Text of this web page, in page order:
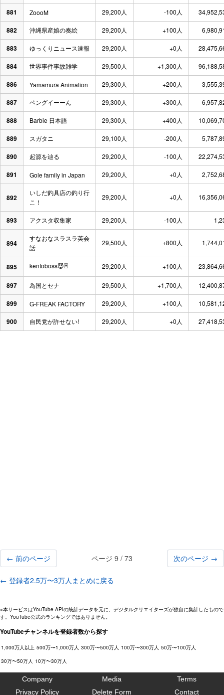
881 ZoooM 29,200人 -100人
882 沖縄県産娘の奏絵 29,200人 +100人
883 ゆっくりニュース速報 29,200人 +0人
884 世界事件事故雑学 29,500人 +1,300人
886 Yamamura Animation 29,300人 +200人
887 ペングイーーん 29,300人 +300人
888 Barbie 日本語 29,300人 +400人
889 スガタニ 29,100人 -200人
890 起源を辿る 29,200人 -100人
891 Gole family in Japan 29,200人 +0人
892
いしだ釣具店の釣り行
こ！
29,200人 +0人
893 アクスタ収集家 29,200人 -100人
894
すなおなスラスラ英会
話
29,500人 +800人
895 kentoboss😈🃏 29,200人 +100人
897 為国とセナ 29,500人 +1,700人
899 G-FREAK FACTORY 29,200人 +100人
900 自民党が許せない! 29,200人 +0人
← 前のページ ページ 9 / 73 次のページ →
← 登録者2.5万〜3万人まとめに戻る
※本サービスはYouTube APIの統計データを元に、デジタルクリエイターズが独自に集計したもので
す。YouTube公式のランキングではありません。
YouTubeチャンネルを登録者数から探す
1,000万人以上 500万〜1,000万人 300万〜500万人 100万〜300万人 50万〜100万人
30万〜50万人 10万〜30万人
Company Media
Terms
Privacy Policy
Delete Form Contact